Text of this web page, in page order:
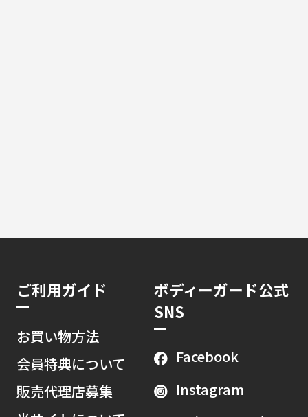
ご利用ガイド
お買い物方法
会員特典について
販売代理店募集
ボディーガード公式
SNS
Facebook
Instagram